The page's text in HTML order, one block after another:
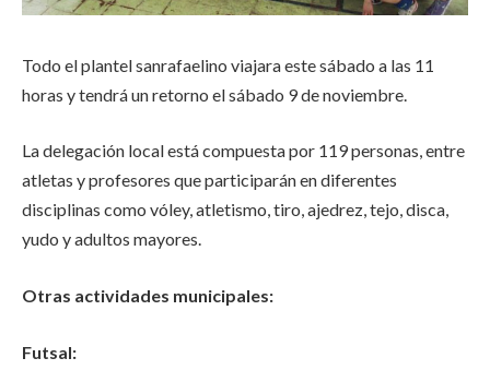
Todo el plantel sanrafaelino viajara este sábado a las 11
horas y tendrá un retorno el sábado 9 de noviembre.
La delegación local está compuesta por 119 personas, entre
atletas y profesores que participarán en diferentes
disciplinas como vóley, atletismo, tiro, ajedrez, tejo, disca,
yudo y adultos mayores.
Otras actividades municipales:
Futsal: